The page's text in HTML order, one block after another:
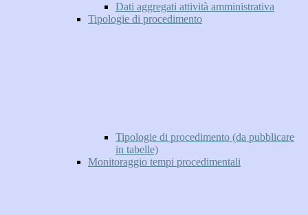
Dati aggregati attività amministrativa
Tipologie di procedimento
Tipologie di procedimento (da pubblicare
in tabelle)
Monitoraggio tempi procedimentali